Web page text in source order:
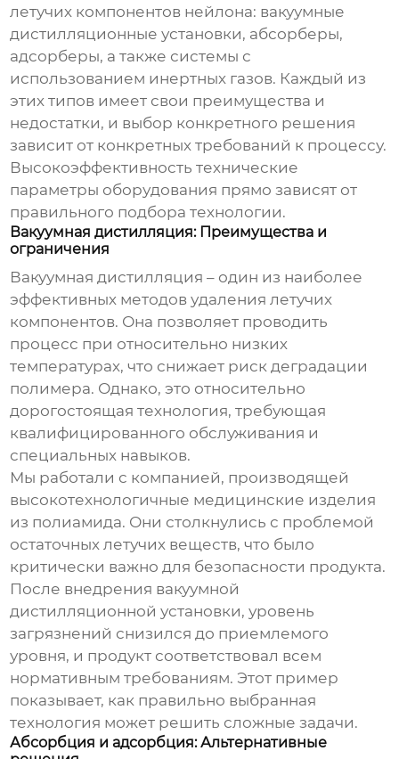
летучих компонентов нейлона: вакуумные
дистилляционные установки, абсорберы,
адсорберы, а также системы с
использованием инертных газов. Каждый из
этих типов имеет свои преимущества и
недостатки, и выбор конкретного решения
зависит от конкретных требований к процессу.
Высокоэффективность технические
параметры оборудования прямо зависят от
правильного подбора технологии.
Вакуумная дистилляция: Преимущества и
ограничения
Вакуумная дистилляция – один из наиболее
эффективных методов удаления летучих
компонентов. Она позволяет проводить
процесс при относительно низких
температурах, что снижает риск деградации
полимера. Однако, это относительно
дорогостоящая технология, требующая
квалифицированного обслуживания и
специальных навыков.
Мы работали с компанией, производящей
высокотехнологичные медицинские изделия
из полиамида. Они столкнулись с проблемой
остаточных летучих веществ, что было
критически важно для безопасности продукта.
После внедрения вакуумной
дистилляционной установки, уровень
загрязнений снизился до приемлемого
уровня, и продукт соответствовал всем
нормативным требованиям. Этот пример
показывает, как правильно выбранная
технология может решить сложные задачи.
Абсорбция и адсорбция: Альтернативные